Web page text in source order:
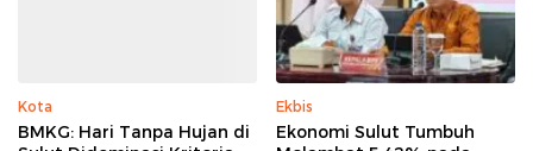
Kota
BMKG: Hari Tanpa Hujan di
Ekbis
Ekonomi Sulut Tumbuh